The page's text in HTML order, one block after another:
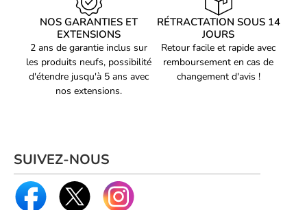
impressionnante. Fini les attentes interminables !
Compatibilité Avancée
Ce chargeur est compatible avec une large gamme d'appareils
tels que smartphones, tablettes, écouteurs ou même consoles de
Ports USB-A
Technologie de charge
Power Delivery (USB-C)
Charge rapide
Oui
Répartition puissance
Jusqu’à 65 W sur USB-C
Compatibilité
smartphones, tablettes
Protection
NOS GARANTIES ET
EXTENSIONS
2 ans de garantie inclus sur
les produits neufs, possibilité
d'étendre jusqu'à 5 ans avec
nos extensions.
RÉTRACTATION SOUS 14
JOURS
Retour facile et rapide avec
remboursement en cas de
changement d'avis !
SUIVEZ-NOUS